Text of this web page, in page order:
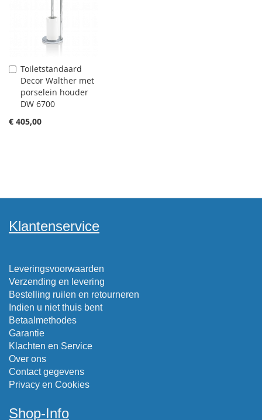
Toiletstandaard
Decor Walther met
porselein houder
DW 6700
€ 405,00
Aan
winkelwagen
toevoegen
Klantenservice
Leveringsvoorwaarden
Verzending en levering
Bestelling ruilen en retourneren
Indien u niet thuis bent
Betaalmethodes
Garantie
Klachten en Service
Over ons
Contact gegevens
Privacy en Cookies
Shop-Info